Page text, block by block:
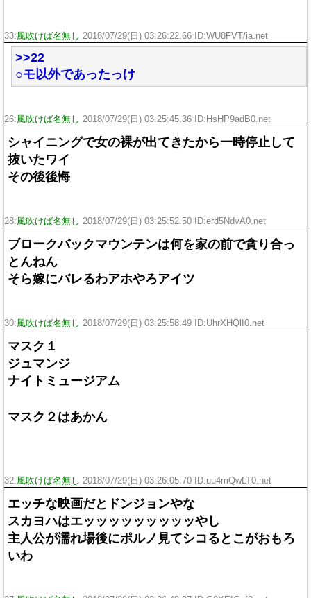
33:風吹けば名無し 2018/07/29(日) 03:26:22.66 ID:WU8FVT/ia.net
>>22
○モ以外であったっけ
26:風吹けば名無し 2018/07/29(日) 03:25:45.36 ID:HsHP9adB0.net
シャイニングで女の裸が出てきたから一時停止して
抜いたワイ
その後後悔
28:風吹けば名無し 2018/07/29(日) 03:25:52.50 ID:erd5NdvA0.net
ブロークバックマウンテンは何を家の前で貪り合っ
とんねん
そら嫁にバレるわアホやろアイツ
30:風吹けば名無し 2018/07/29(日) 03:25:58.49 ID:UhrXHQlI0.net
マスク１
ジュマンジ
ナイトミュージアム
マスク２はあかん
32:風吹けば名無し 2018/07/29(日) 03:26:05.70 ID:uu4mQwLT0.net
エッチな映画だとドンジョンやな
スカヨハはエッッッッッッッッッやし
主人公が濡れ場後にポルノ見てシコるとこがおもろ
いわ